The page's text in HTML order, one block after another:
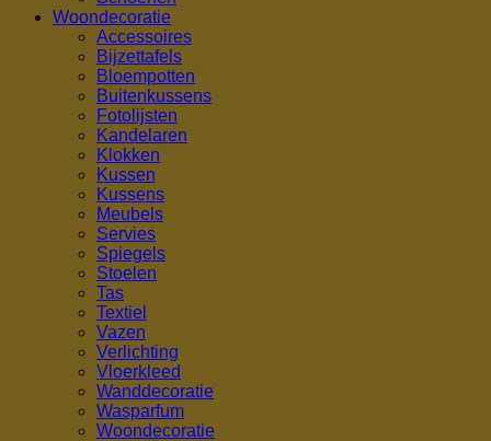
Woondecoratie
Accessoires
Bijzettafels
Bloempotten
Buitenkussens
Fotolijsten
Kandelaren
Klokken
Kussen
Kussens
Meubels
Servies
Spiegels
Stoelen
Tas
Textiel
Vazen
Verlichting
Vloerkleed
Wanddecoratie
Wasparfum
Woondecoratie